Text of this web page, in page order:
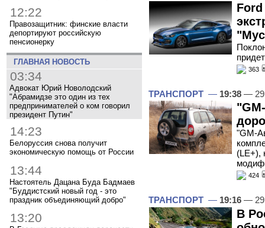
12:22
Правозащитник: финские власти
депортируют российскую
пенсионерку
ГЛАВНАЯ НОВОСТЬ
03:34
Адвокат Юрий Новолодский
"Абрамидзе это один из тех
предпринимателей о ком говорил
президент Путин"
14:23
Белоруссия снова получит
экономическую помощь от России
13:44
Настоятель Дацана Буда Бадмаев
"Буддистский новый год - это
праздник объединяющий добро"
13:20
363
ТРАНСПОРТ — 19:38 — 29
"GM-
(LE+),
424
ТРАНСПОРТ — 19:16 — 29
В